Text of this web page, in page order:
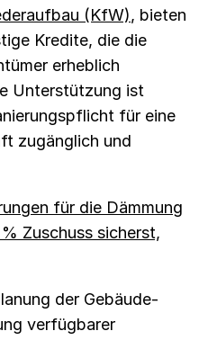
(KfW), bieten
Kredite, die die
erheblich
Unterstützung ist
für eine
zugänglich und
für die Dämmung
Zuschuss sicherst,
der Gebäude-
verfügbarer